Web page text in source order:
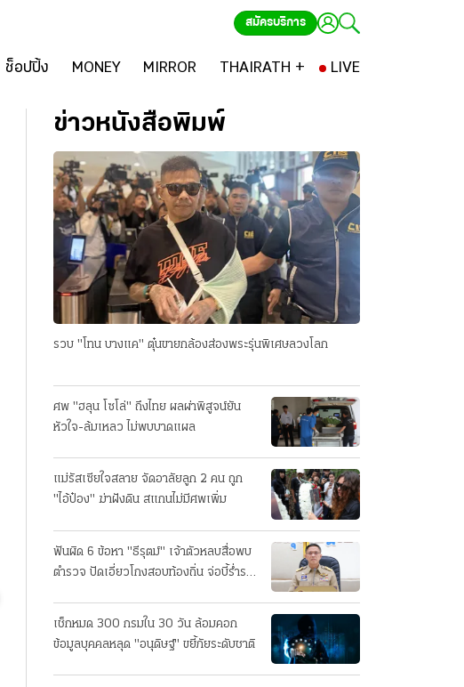
สมัครบริการ
ช็อปปิ้ง MONEY MIRROR THAIRATH + LIVE
ข่าวหนังสือพิมพ์
รวบ "โทน บางแค" ตุ๋นขายกล้องส่องพระรุ่นพิเศษลวงโลก
ศพ "ฮลุน โซโล่" ถึงไทย ผลผ่าพิสูจน์ยัน
หัวใจ-ล้มเหลว ไม่พบบาดแผล
แม่รัสเซียใจสลาย จัดอาลัยลูก 2 คน ถูก
"ไอ้ป๋อง" ฆ่าฝังดิน สแกนไม่มีศพเพิ่ม
ฟันผิด 6 ข้อหา "ธีรุตม์" เจ้าตัวหลบสื่อพบ
ตำรวจ ปัดเอี่ยวโกงสอบท้องถิ่น จ่อบี้รํ่ารวย
เช็กหมด 300 กรมใน 30 วัน ล้อมคอก
ข้อมูลบุคคลหลุด "อนุดิษฐ์" ขยี้ภัยระดับชาติ